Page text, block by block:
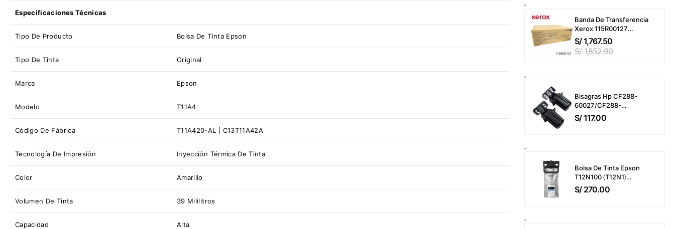
Banda De Transferencia
Xerox 115R00127
VersaLink C7000 /
C7020 / C7025 / C7030
Transfer Belt 200,000
S/1,767.50
S/1,852.90
Bisagras Hp CF288-
60027/CF288-
60030/A8P79 Laserjet
Pro MFP M400 / M401 /
S/117.00
Bolsa De Tinta Epson
T12N100 〈T12N1〉
WorkForce Pro EM-
C800 / EP-C800 Color
S/270.00
Especificaciones Técnicas
Tipo De Producto Bolsa De Tinta Epson
Tipo De Tinta Original
Marca Epson
Modelo T11A4
Código De Fábrica T11A420-AL | C13T11A42A
Tecnología De Impresión Inyección Térmica De Tinta
Color Amarillo
Volumen De Tinta 39 Mililitros
Capacidad Alta